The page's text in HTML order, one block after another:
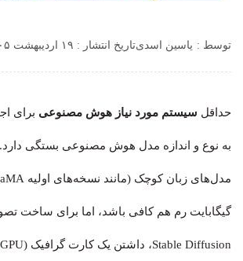
توسط : یاسین اسدیتاریخ انتشار : ۱۹ اردیبهشت ۱۴۰۵
حداقل سیستم مورد نیاز هوش مصنوعی برای
به نوع و اندازه مدل هوش مصنوعی بستگی دارد.
گیگابایت رم هم کافی باشد، اما برای ساخت